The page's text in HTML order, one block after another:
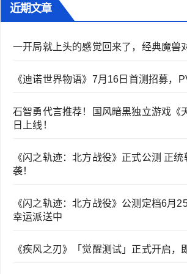
近期文章
一开局就上头的感觉回来了，经典魔兽
《迪诺世界物语》7月16日首测招募，
石智勇代言推荐！国风暗黑独立游戏《
日上线！
《闪之轨迹：北方战役》正式公测 正
袭！
《闪之轨迹：北方战役》公测定档6月
幸运派送中
《疾风之刃》「觉醒测试」正式开启，